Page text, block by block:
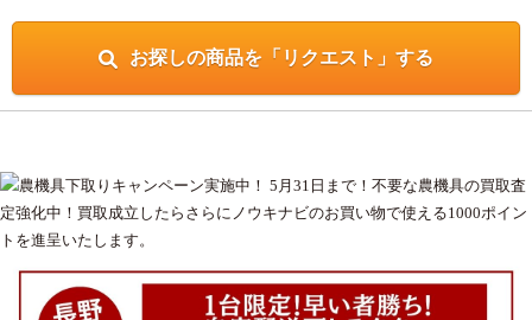
お探しの商品を「リクエスト」する